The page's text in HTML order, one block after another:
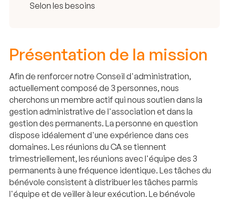
Selon les besoins
Présentation de la mission
Afin de renforcer notre Conseil d'administration,
actuellement composé de 3 personnes, nous
cherchons un membre actif qui nous soutien dans la
gestion administrative de l'association et dans la
gestion des permanents. La personne en question
dispose idéalement d'une expérience dans ces
domaines. Les réunions du CA se tiennent
trimestriellement, les réunions avec l'équipe des 3
permanents à une fréquence identique. Les tâches du
bénévole consistent à distribuer les tâches parmis
l'équipe et de veiller à leur exécution. Le bénévole